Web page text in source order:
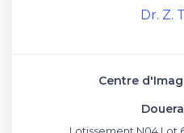
Dr. Z.
Centre